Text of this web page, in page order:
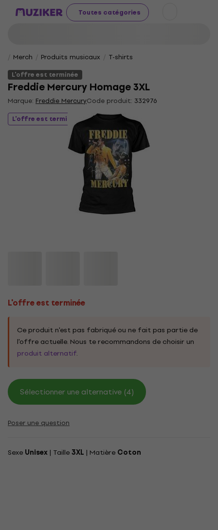
Toutes catégories
Merch Produits musicaux
T-shirts
L'offre est terminée
Freddie Mercury Homage 3XL
Marque: Freddie MercuryCode produit: 332976
L'offre est terminée
L'offre est terminée
Ce produit n'est pas fabriqué ou ne fait pas partie de
l'offre actuelle. Nous te recommandons de choisir un
produit alternatif.
Sélectionner une alternative (4)
Poser une question
Sexe Unisex | Taille3XL | Matière Coton